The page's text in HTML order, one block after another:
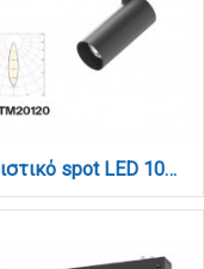
Φωτιστικό spot LED 10W, 3CCT, 24° για μαγνητική ράγα 220V, σε μαύρη απόχρωση D:4,5x10cm (TM20120)